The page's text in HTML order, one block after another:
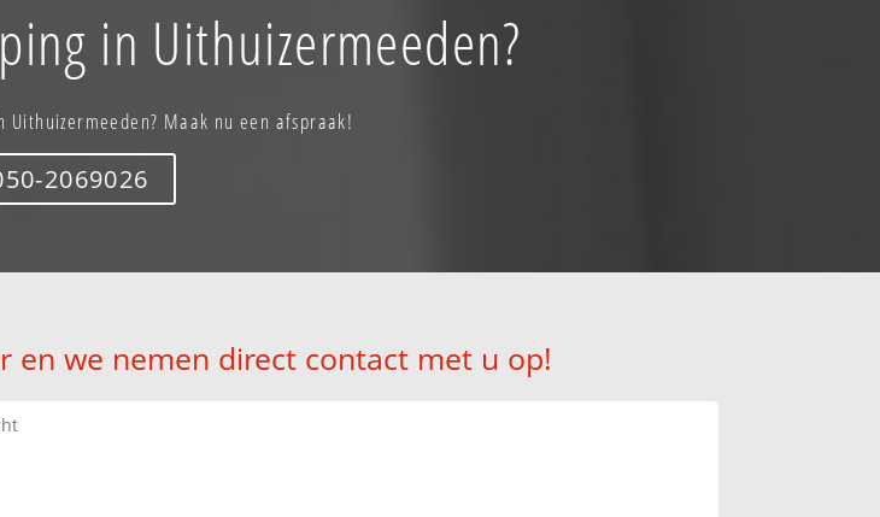
in Uithuizermeeden?
Maak nu een afspraak!
2069026
en we nemen direct contact met u op!